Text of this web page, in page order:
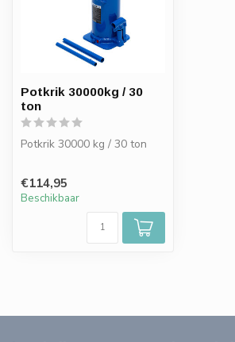
Potkrik 30000kg / 30
ton
Potkrik 30000 kg / 30 ton
€114,95
Beschikbaar